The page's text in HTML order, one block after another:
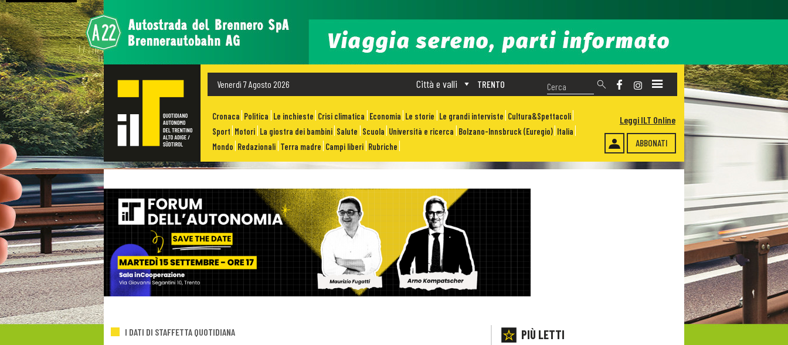
Venerdì 7 Agosto 2026 TRENTO
Città e valli
Cronaca Politica Le inchieste Crisi climatica Economia Le storie Le grandi interviste Cultura&Spettacoli
Sport Motori La giostra dei bambini Salute Scuola Università e ricerca Bolzano-Innsbruck (Euregio) Italia
Mondo Redazionali Terra madre Campi liberi Rubriche ABBONATI
Leggi ILT Online
I DATI DI STAFFETTA QUOTIDIANA
PIÙ LETTI